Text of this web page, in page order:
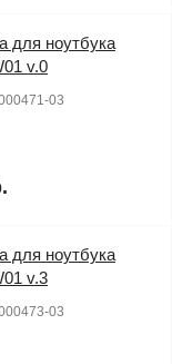
для ноутбука
v.0
03
для ноутбука
v.3
03